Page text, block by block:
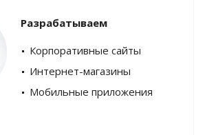
Разрабатываем
Корпоративные сайты
Интернет-магазины
Мобильные приложения